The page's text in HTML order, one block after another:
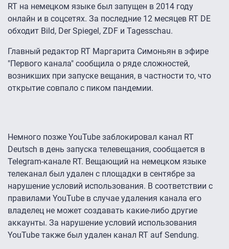
RT на немецком языке был запущен в 2014 году
онлайн и в соцсетях. За последние 12 месяцев RT DE
обходит Bild, Der Spiegel, ZDF и Tagesschau.
Главный редактор RT Маргарита Симоньян в эфире
"Первого канала" сообщила о ряде сложностей,
возникших при запуске вещания, в частности то, что
открытие совпало с пиком пандемии.
Немного позже YouTube заблокировал канал RT
Deutsch в день запуска телевещания, сообщается в
Telegram-канале RT. Вещающий на немецком языке
телеканал был удален с площадки в сентябре за
нарушение условий использования. В соответствии с
правилами YouTube в случае удаления канала его
владелец не может создавать какие-либо другие
аккаунты. За нарушение условий использования
YouTube также был удален канал RT auf Sendung.